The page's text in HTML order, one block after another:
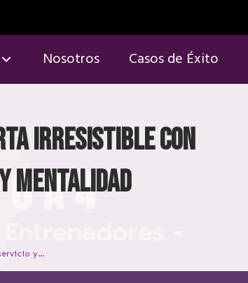
Nosotros Casos de Éxito
irresistible con
mentalidad
Estrategia, creando una oferta irresistible con nuestro producto o servicio y mentalidad